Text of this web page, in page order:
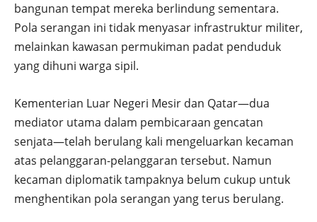
bangunan tempat mereka berlindung sementara.
Pola serangan ini tidak menyasar infrastruktur militer,
melainkan kawasan permukiman padat penduduk
yang dihuni warga sipil.
Kementerian Luar Negeri Mesir dan Qatar—dua
mediator utama dalam pembicaraan gencatan
senjata—telah berulang kali mengeluarkan kecaman
atas pelanggaran-pelanggaran tersebut. Namun
kecaman diplomatik tampaknya belum cukup untuk
menghentikan pola serangan yang terus berulang.